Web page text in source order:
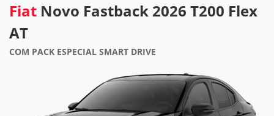
Fiat Novo Fastback 2026 T200 Flex
AT
COM PACK ESPECIAL SMART DRIVE